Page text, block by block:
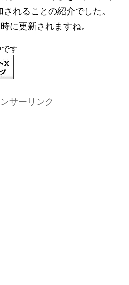
れることの紹介でした。
に更新されますね。
す
サーリンク